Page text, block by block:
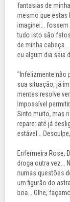
fantasias de
mesmo que estas
imaginei... fossem
tudo isto são
de minha
eu algum dia saia
"Infelizmente não
sua situação, já
mentes resolve
Impossível
Sinto muito, mas
repare: até já
estável...
Enfermeira Rose,
droga outra vez...
numas questões
um figurão do
boa... Olhe,